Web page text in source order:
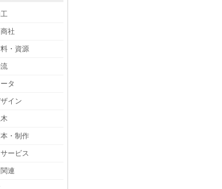
社
・資源
タ
イン
・制作
ービス
連